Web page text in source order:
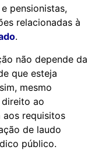
pensionistas,
relacionadas à
.
não depende da
que esteja
mesmo
ao
aos requisitos
de laudo
público.